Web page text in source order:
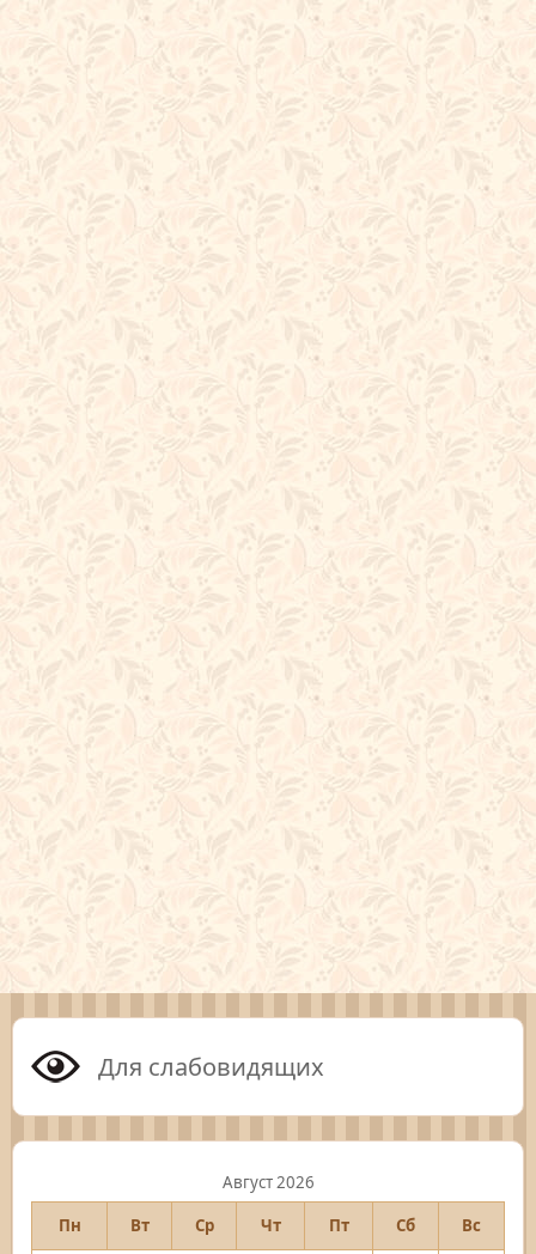
Для слабовидящих
Август 2026
Пн
Вт Ср Чт Пт Сб Вс